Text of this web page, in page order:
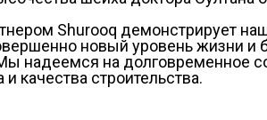
Shurooq демонстрирует
новый уровень жизни и
надеемся на долговременное
качества строительства.